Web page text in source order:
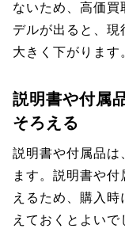
ないため、高価
デルが出ると、現
大きく下がります
説明書や付属
そろえる
説明書や付属品は
ます。説明書や
えるため、購入
えておくとよいで